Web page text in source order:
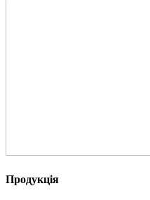
Продукція